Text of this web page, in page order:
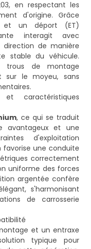
en respectant les
d'origine. Grâce
et un déport (ET)
interagit avec
de manière
stable du véhicule.
trous de montage
sur le moyeu, sans
caractéristiques
, ce qui se traduit
avantageux et une
d'exploitation
favorise une conduite
correctement
uniforme des forces
argentée confère
s'harmonisant
de carrosserie
et un entraxe
typique pour